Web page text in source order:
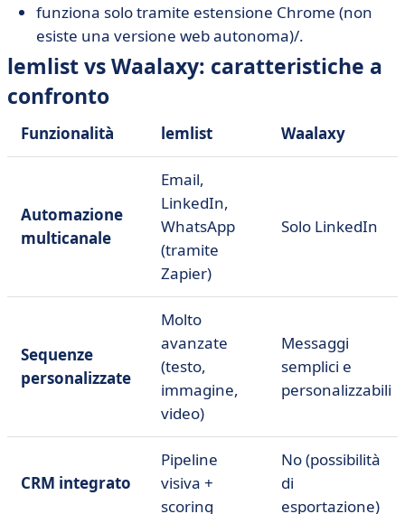
funziona solo tramite estensione Chrome (non
esiste una versione web autonoma)/.
lemlist vs Waalaxy: caratteristiche a
confronto
Funzionalità lemlist Waalaxy
Automazione
multicanale
Email,
LinkedIn,
WhatsApp
(tramite
Zapier)
Solo LinkedIn
Sequenze
personalizzate
Molto
avanzate
(testo,
immagine,
video)
Messaggi
semplici e
personalizzabili
CRM integrato
Pipeline
visiva +
scoring
No (possibilità
di
esportazione)